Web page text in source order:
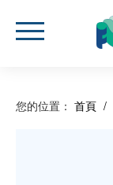
您的位置： 首頁 /